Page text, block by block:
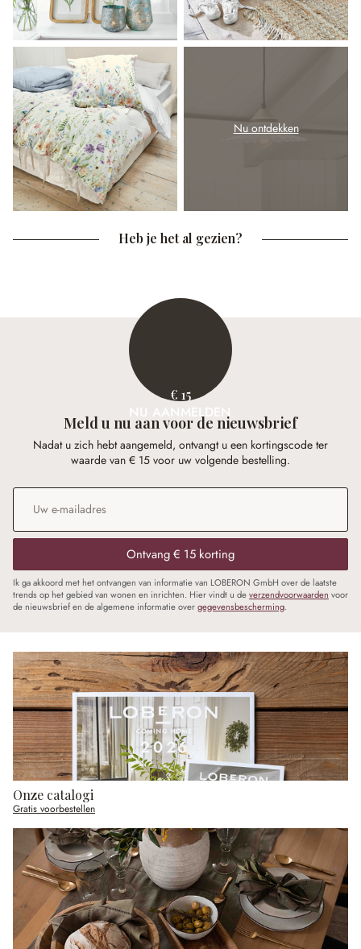
Nu ontdekken
Heb je het al gezien?
€ 15
NU AANMELDEN
Meld u nu aan voor de nieuwsbrief
Nadat u zich hebt aangemeld, ontvangt u een kortingscode ter
waarde van € 15 voor uw volgende bestelling.
E-mailadres
Ontvang € 15 korting
Ik ga akkoord met het ontvangen van informatie van LOBERON GmbH over de laatste
trends op het gebied van wonen en inrichten. Hier vindt u deverzendvoorwaarden voor
de nieuwsbrief en de algemene informatie overgegevensbescherming.
Onze catalogi
Gratis voorbestellen